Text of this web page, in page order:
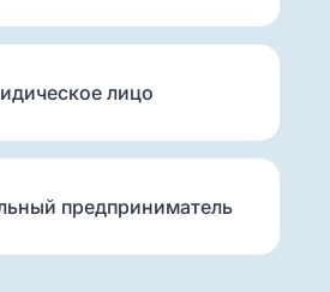
лицо
предприниматель